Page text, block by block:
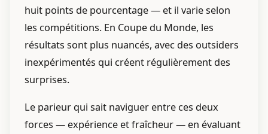
huit points de pourcentage — et il varie selon
les compétitions. En Coupe du Monde, les
résultats sont plus nuancés, avec des outsiders
inexpérimentés qui créent régulièrement des
surprises.
Le parieur qui sait naviguer entre ces deux
forces — expérience et fraîcheur — en évaluant